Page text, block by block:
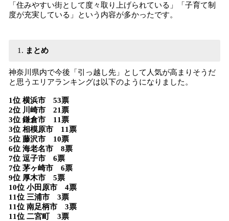
「住みやすい街として度々取り上げられている」「子育て制
度が充実している」という内容が多かったです。
まとめ
神奈川県内で今後「引っ越し先」として人気が高まりそうだ
と思うエリアランキングは以下のようになりました。
1位 横浜市 53票
2位 川崎市 21票
3位 鎌倉市 11票
3位 相模原市 11票
5位 藤沢市 10票
6位 海老名市 8票
7位 逗子市 6票
7位 茅ヶ崎市 6票
9位 厚木市 5票
10位 小田原市 4票
11位 三浦市 3票
11位 南足柄市 3票
11位 二宮町 3票